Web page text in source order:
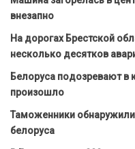
внезапно
На дорогах Брестской
несколько десятков
Белоруса подозревают в
произошло
Таможенники
белоруса